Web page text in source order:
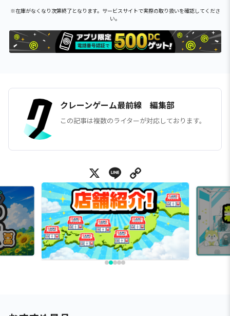
※在庫がなくなり次第終了となります。サービスサイトで実際の取り扱いを確認してくださ
い。
クレーンゲーム最前線 編集部
この記事は複数のライターが対応しております。
X Line